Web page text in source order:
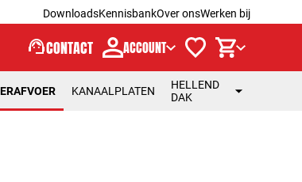
DownloadsKennisbankOver onsWerken bij
support_agentCONTACT ACCOUNT
KANAALPLATEN
HELLEND
DAK